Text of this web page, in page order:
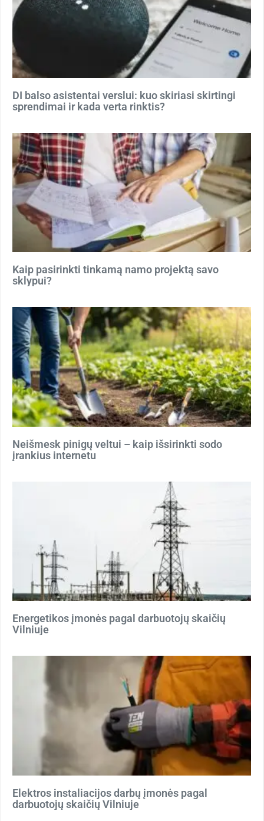
DI balso asistentai verslui: kuo skiriasi skirtingi
sprendimai ir kada verta rinktis?
Kaip pasirinkti tinkamą namo projektą savo
sklypui?
Neišmesk pinigų veltui – kaip išsirinkti sodo
įrankius internetu
Energetikos įmonės pagal darbuotojų skaičių
Vilniuje
Elektros instaliacijos darbų įmonės pagal
darbuotojų skaičių Vilniuje